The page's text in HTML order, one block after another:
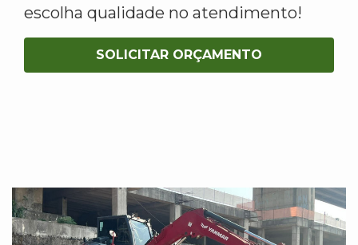
escolha qualidade no atendimento!
SOLICITAR ORÇAMENTO